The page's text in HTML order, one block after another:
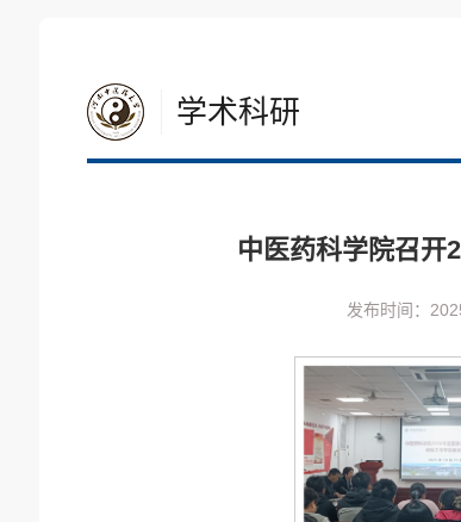
学术科研
中医药科学院召开
发布时间：